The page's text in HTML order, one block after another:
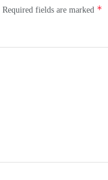
Required fields are marked *